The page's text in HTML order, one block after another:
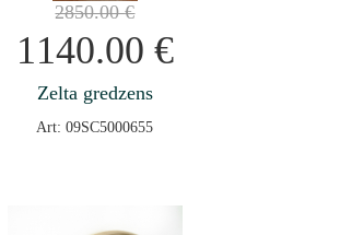
2850.00€
1140.00 €
Zelta gredzens
Art: 09SC5000655